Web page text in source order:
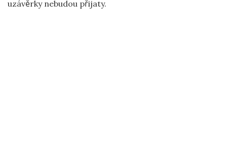
uzávěrky nebudou přijaty.